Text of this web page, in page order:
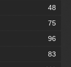
48
75
96
83